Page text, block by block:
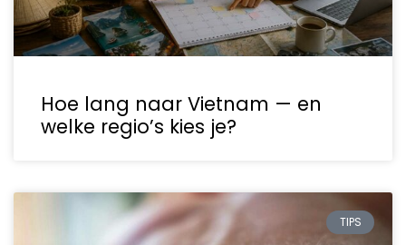
Hoe lang naar Vietnam — en
welke regio’s kies je?
TIPS